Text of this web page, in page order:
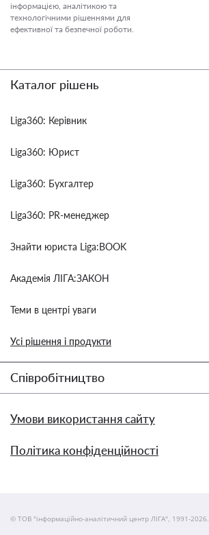
інформацією, аналітикою та
технологічними рішеннями для
ефективної та безпечної роботи.
Каталог рішень
Liga360: Керівник
Liga360: Юрист
Liga360: Бухгалтер
Liga360: PR-менеджер
Знайти юриста Liga:BOOK
Академія ЛІГА:ЗАКОН
Теми в центрі уваги
Усі рішення і продукти
Співробітництво
Умови використання сайту
Політика конфіденційності
© ТОВ "інформаційно-аналітичний центр ЛІГА", 1991-2026.